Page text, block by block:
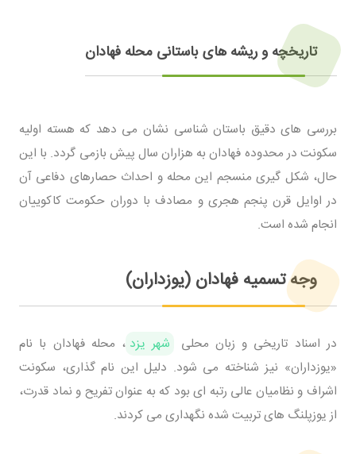
تاریخچه و ریشه های باستانی محله فهادان
بررسی های دقیق باستان شناسی نشان می دهد که هسته اولیه
سکونت در محدوده فهادان به هزاران سال پیش بازمی گردد. با این
حال، شکل گیری منسجم این محله و احداث حصارهای دفاعی آن
در اوایل قرن پنجم هجری و مصادف با دوران حکومت کاکوییان
انجام شده است.
وجه تسمیه فهادان (یوزداران)
در اسناد تاریخی و زبان محلی شهر یزد ، محله فهادان با نام
«یوزداران» نیز شناخته می شود. دلیل این نام گذاری، سکونت
اشراف و نظامیان عالی رتبه ای بود که به عنوان تفریح و نماد قدرت،
از یوزپلنگ های تربیت شده نگهداری می کردند.